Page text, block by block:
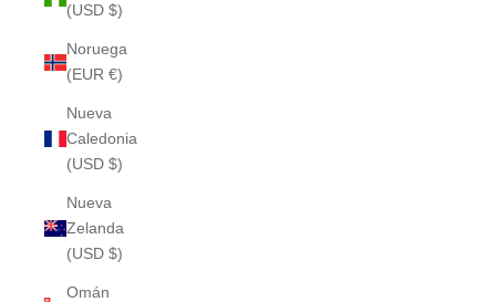
(USD $)
Noruega
(EUR €)
Nueva
Caledonia
(USD $)
Nueva
Zelanda
(USD $)
Omán